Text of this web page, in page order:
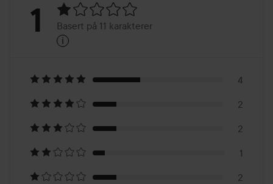
Vurdering:
Basert
på
11
karakterer
1 Basert på 11 karakterer
i
4
2
2
1
2